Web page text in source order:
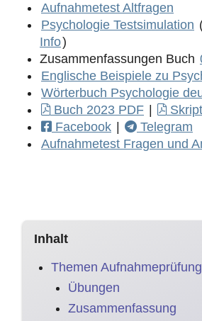
Aufnahmetest Altfragen
Psychologie Testsimulation
Info)
Zusammenfassungen Buch
Englische Beispiele zu
Wörterbuch Psychologie
Buch 2023 PDF
Facebook
Telegram
Aufnahmetest Fragen und
Inhalt
Themen
Übungen
Zusammenfassung